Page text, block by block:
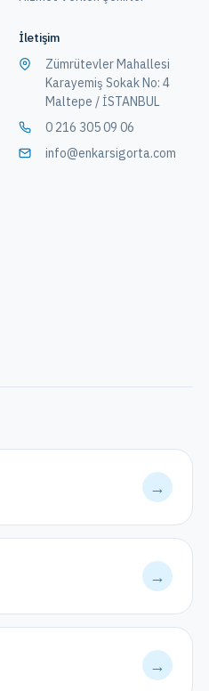
İletişim
Zümrütevler Mahallesi
Karayemiş Sokak No: 4
Maltepe / İSTANBUL
0 216 305 09 06
info@enkarsigorta.com
→
→
→